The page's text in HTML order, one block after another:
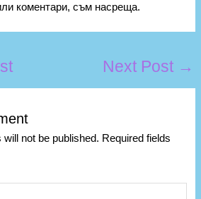
коментари, съм насреща.
Next Post →
not be published. Required fields